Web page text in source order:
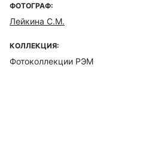
ФОТОГРАФ:
Лейкина С.М.
КОЛЛЕКЦИЯ:
Фотоколлекции РЭМ